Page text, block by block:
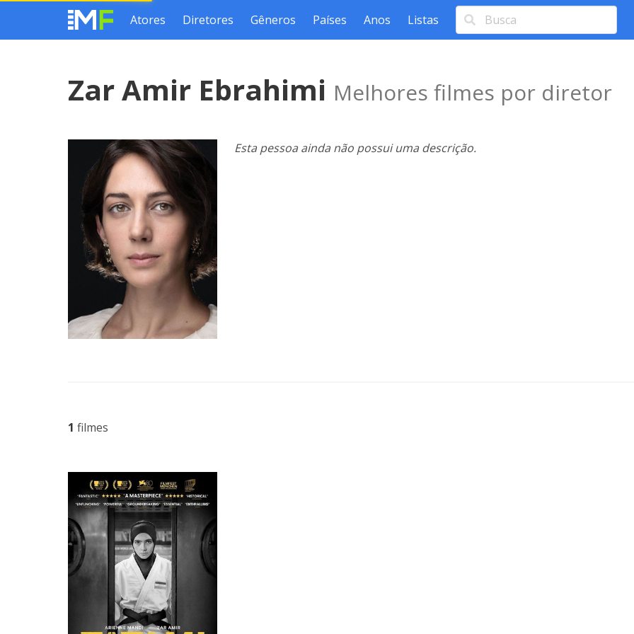
Atores Diretores Gêneros Países Anos Listas
Zar Amir Ebrahimi Melhores filmes por diretor
Esta pessoa ainda não possui uma descrição.
1 filmes